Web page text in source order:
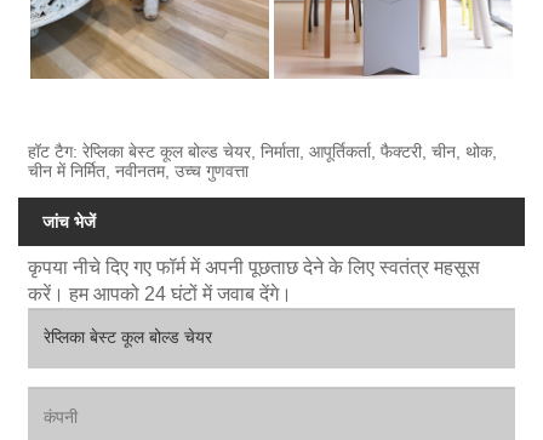
हॉट टैग: रेप्लिका बेस्ट कूल बोल्ड चेयर, निर्माता, आपूर्तिकर्ता, फैक्टरी, चीन, थोक,
चीन में निर्मित, नवीनतम, उच्च गुणवत्ता
जांच भेजें
कृपया नीचे दिए गए फॉर्म में अपनी पूछताछ देने के लिए स्वतंत्र महसूस
करें। हम आपको 24 घंटों में जवाब देंगे।